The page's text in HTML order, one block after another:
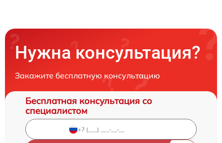
Нужна консультация?
Закажите бесплатную консультацию
Бесплатная консультация со
специалистом